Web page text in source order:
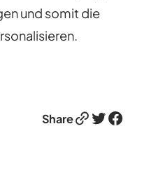
und somit die
ShareLink Twitter Facebook